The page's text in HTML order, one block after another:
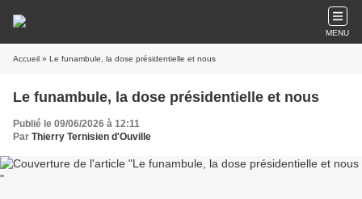
MENU
Accueil » Le funambule, la dose présidentielle et nous
Le funambule, la dose présidentielle et nous
Publié le 09/06/2026 à 12:11
Par Thierry Ternisien d'Ouville